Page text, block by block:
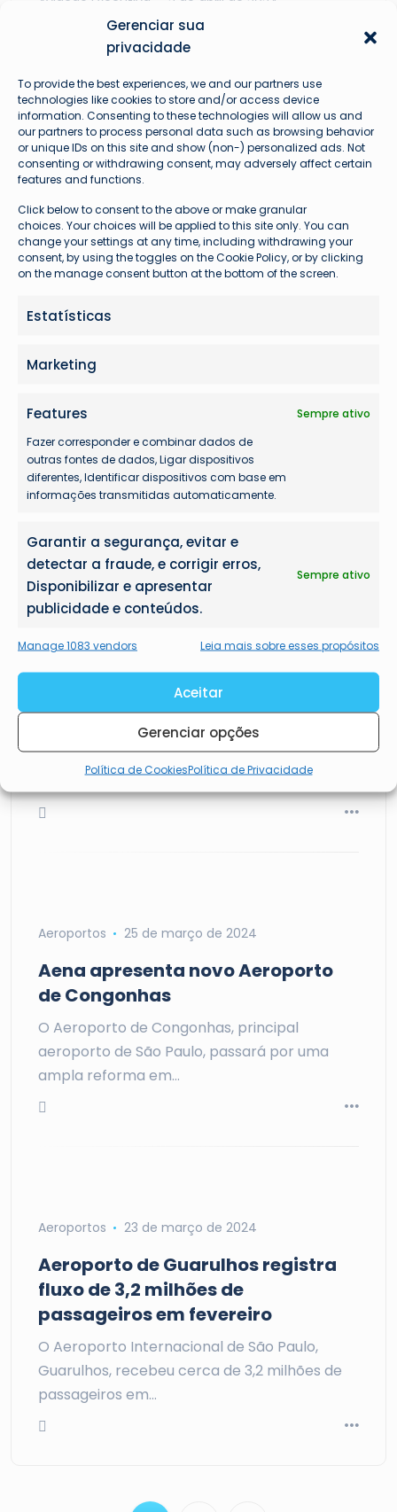
Gerenciar sua
privacidade
To provide the best experiences, we and our partners use
technologies like cookies to store and/or access device
information. Consenting to these technologies will allow us and
our partners to process personal data such as browsing behavior
or unique IDs on this site and show (non-) personalized ads. Not
consenting or withdrawing consent, may adversely affect certain
features and functions.
Click below to consent to the above or make granular
choices. Your choices will be applied to this site only. You can
change your settings at any time, including withdrawing your
consent, by using the toggles on the Cookie Policy, or by clicking
on the manage consent button at the bottom of the screen.
Estatísticas
Marketing
Features
Sempre ativo
Fazer corresponder e combinar dados de
outras fontes de dados, Ligar dispositivos
diferentes, Identificar dispositivos com base em
informações transmitidas automaticamente.
Garantir a segurança, evitar e
detectar a fraude, e corrigir erros,
Disponibilizar e apresentar
publicidade e conteúdos.
Sempre ativo
Manage 1083 vendors Leia mais sobre esses propósitos
Aceitar
Gerenciar opções
Política de CookiesPolítica de Privacidade
Arrecadação do IPVA para
bilhões
O Sindicato dos Auditores-Fiscais da Receita
Federal (Sindifisco Nacional) propõe a
cobrança de Imposto sobre…
Labace 2024 será a última edição
no Aeroporto de Congonhas
A edição de 2024 da Labace, evento de
aviação de negócios da América Latina, será…
Aeroportos 28 de março de 2024
Aeroporto de Viracopos distribui
chocolate aos passageiros para a
A iniciativa faz parte das atividades previstas
para o feriado prolongado, que espera
receber cerca…
Aeroportos 25 de março de 2024
Aena apresenta novo Aeroporto
de Congonhas
O Aeroporto de Congonhas, principal
aeroporto de São Paulo, passará por uma
ampla reforma em…
Aeroportos 23 de março de 2024
Aeroporto de Guarulhos registra
fluxo de 3,2 milhões de
passageiros em fevereiro
O Aeroporto Internacional de São Paulo,
Guarulhos, recebeu cerca de 3,2 milhões de
passageiros em…